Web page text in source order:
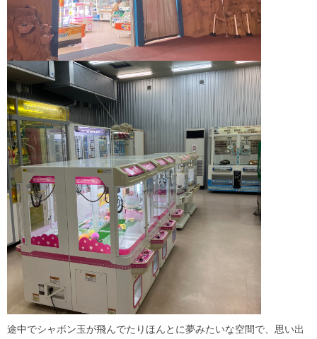
途中でシャボン玉が飛んでたりほんとに夢みたいな空間で、思い出